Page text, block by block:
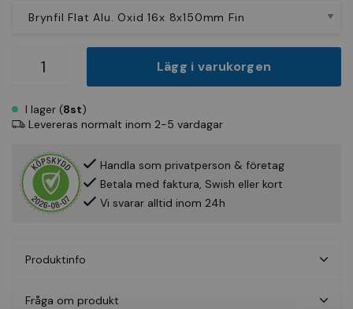
Lägg i varukorgen
I lager (8st)
Levereras normalt inom 2-5 vardagar
Handla som privatperson & företag
Betala med faktura, Swish eller kort
Vi svarar alltid inom 24h
Produktinfo
Fråga om produkt